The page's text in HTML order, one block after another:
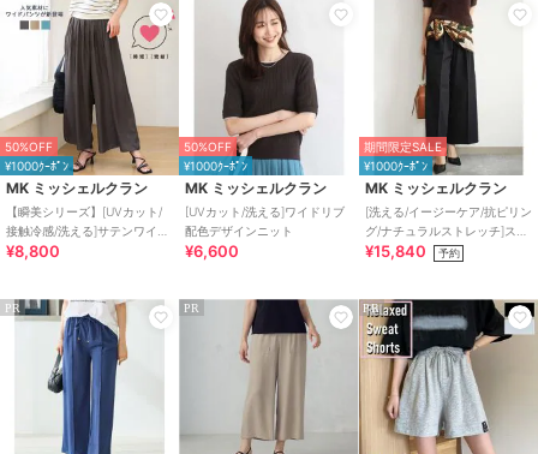
50%OFF
¥1000ｸｰﾎﾟﾝ
MK ミッシェルクラン
【瞬美シリーズ】[UVカット/
接触冷感/洗える]サテンワイド
パンツ
¥8,800
50%OFF
¥1000ｸｰﾎﾟﾝ
MK ミッシェルクラン
[UVカット/洗える]ワイドリブ
配色デザインニット
¥6,600
期間限定SALE
¥1000ｸｰﾎﾟﾝ
MK ミッシェルクラン
[洗える/イージーケア/抗ピリン
グ/ナチュラルストレッチ]スト
レートワイドシルエットパン
¥15,840 予約
PR PR PR